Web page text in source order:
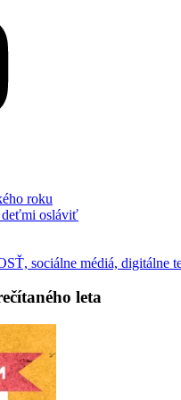
roku
deťmi osláviť
sociálne médiá, digitálne
leta